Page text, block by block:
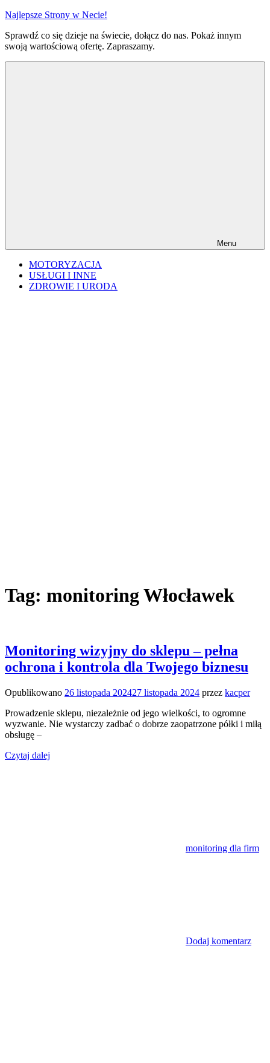
Przejdź
treści
Najlepsze Strony w Necie!
Sprawdź co się dzieje na świecie, dołącz do nas. Pokaż innym
swoją wartościową ofertę. Zapraszamy.
Menu
MOTORYZACJA
USŁUGI I INNE
ZDROWIE I URODA
Tag: monitoring Włocławek
Monitoring wizyjny do sklepu – pełna
ochrona i kontrola dla Twojego biznesu
Opublikowano 26 listopada 202427 listopada 2024 przez kacper
Prowadzenie sklepu, niezależnie od jego wielkości, to ogromne
wyzwanie. Nie wystarczy zadbać o dobrze zaopatrzone półki i miłą
obsługę –
Czytaj dalej
monitoring dla firm
Dodaj komentarz